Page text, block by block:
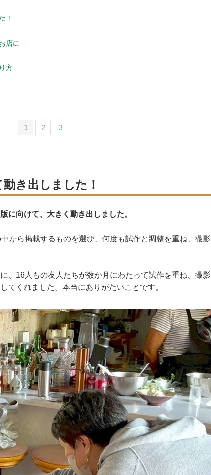
！
店に
方
1 2 3
き出しました！
に向けて、大きく動き出しました。
から掲載するものを選び、何度も試作と調整を重ね、撮影
、16人もの友人たちが数か月にわたって試作を重ね、撮影
てくれました。本当にありがたいことです。